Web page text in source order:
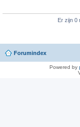
Er zijn 0
Forumindex
Powered by